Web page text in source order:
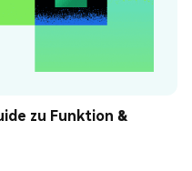
zu Funktion &